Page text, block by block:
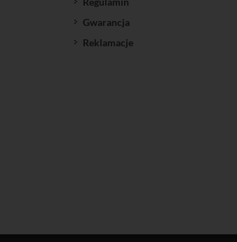
Gwarancja
Reklamacje